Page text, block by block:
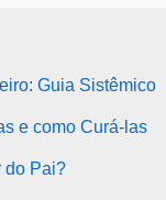
Guia Sistêmico
e como Curá-las
do Pai?